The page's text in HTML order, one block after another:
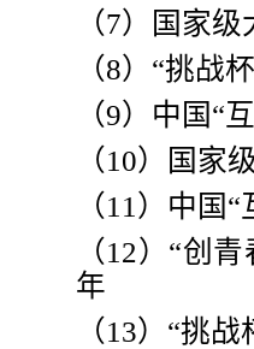
（7）国家级
（8） “挑战杯
（9）中国 “
（10）国家
（11 ）中国 “
（12） “创青
年
（13） “挑战